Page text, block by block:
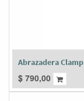
Abrazadera Clamp
$ 790,00